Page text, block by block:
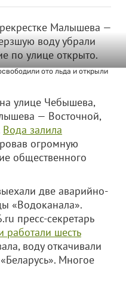
Малышева —
воду убрали
по улице открыто.
ото льда и открыли
улице Чебышева,
— Восточной,
Вода залила
огромную
общественного
две аварийно-
«Водоканала».
пресс-секретарь
работали шесть
воду откачивали
Многое